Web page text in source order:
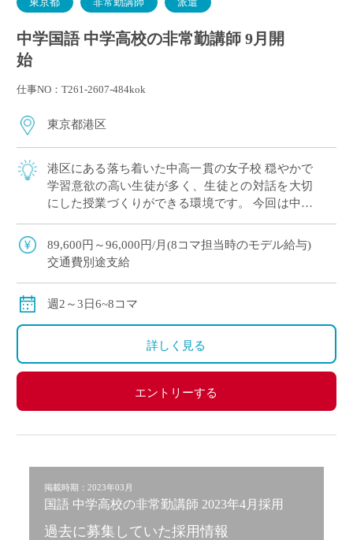
中学国語 中学高校の非常勤講師 9月開
始
仕事NO：T261-2607-484kok
東京都港区
港区にある落ち着いた中高一貫の女子校 穏やかで
学習意欲の高い生徒が多く、生徒との対話を大切
にした授業づくりができる環境です。 今回は中学
て、生徒の「読む・考える・伝える力」を […]
89,600円～96,000円/月(8コマ担当時のモデル給与)
交通費別途支給
週2～3日6~8コマ
詳しく見る
エントリーする
掲載時期：2023年03月
国語 中学高校の非常勤講師 2023年4月採用
過去に募集していた採用情報